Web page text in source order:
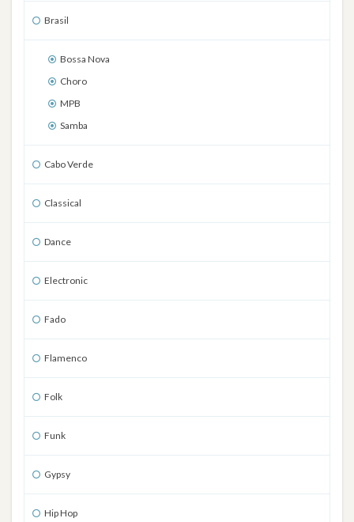
Brasil
Bossa Nova
Choro
MPB
Samba
Cabo Verde
Classical
Dance
Electronic
Fado
Flamenco
Folk
Funk
Gypsy
Hip Hop